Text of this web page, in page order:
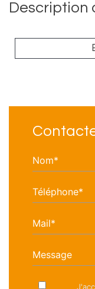
Description
Nom*
Téléphone*
Mail*
Message